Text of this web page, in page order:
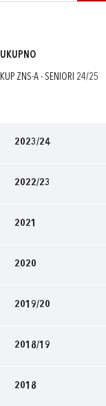
UKUPNO
KUP ZNS-A - SENIORI 24/25
2023/24
2022/23
2021
2020
2019/20
2018/19
2018